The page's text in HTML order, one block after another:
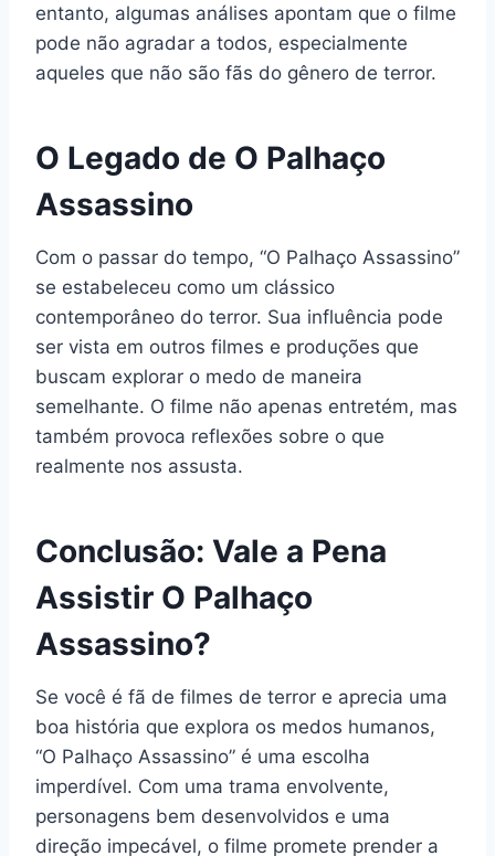
entanto, algumas análises apontam que o filme
pode não agradar a todos, especialmente
aqueles que não são fãs do gênero de terror.
O Legado de O Palhaço
Assassino
Com o passar do tempo, “O Palhaço Assassino”
se estabeleceu como um clássico
contemporâneo do terror. Sua influência pode
ser vista em outros filmes e produções que
buscam explorar o medo de maneira
semelhante. O filme não apenas entretém, mas
também provoca reflexões sobre o que
realmente nos assusta.
Conclusão: Vale a Pena
Assistir O Palhaço
Assassino?
Se você é fã de filmes de terror e aprecia uma
boa história que explora os medos humanos,
“O Palhaço Assassino” é uma escolha
imperdível. Com uma trama envolvente,
personagens bem desenvolvidos e uma
direção impecável, o filme promete prender a